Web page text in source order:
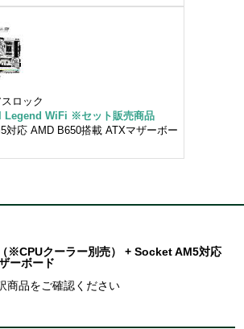
ロック
Legend WiFi ※セット販売商品
対応 AMD B650搭載 ATXマザーボー
※CPUクーラー別売） + Socket AM5対応
ーボード
商品をご確認ください